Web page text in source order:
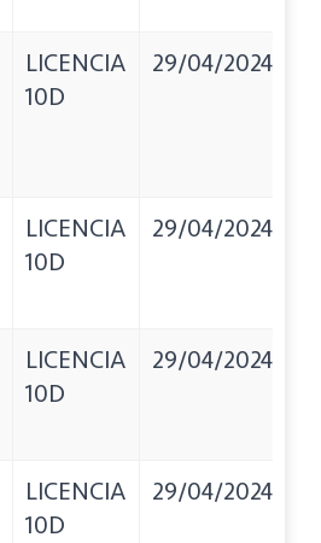
LICENCIA
10D
29/04/2024
LICENCIA
10D
29/04/2024
LICENCIA
10D
29/04/2024
LICENCIA
10D
29/04/2024